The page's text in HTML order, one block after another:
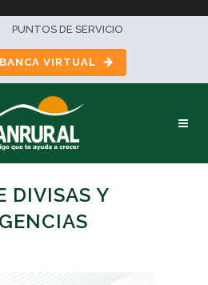
PUNTOS DE SERVICIO
VIRTUAL
DIVISAS Y